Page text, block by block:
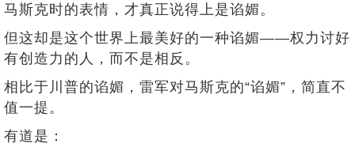
马斯克时的表情，才真正说得上是谄媚。
但这却是这个世界上最美好的一种谄媚——权力讨好
有创造力的人，而不是相反。
相比于川普的谄媚，雷军对马斯克的“谄媚”，简直不
值一提。
有道是：